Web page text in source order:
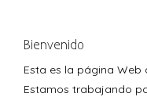
Bienvenido
Esta es la página Web
Estamos trabajando